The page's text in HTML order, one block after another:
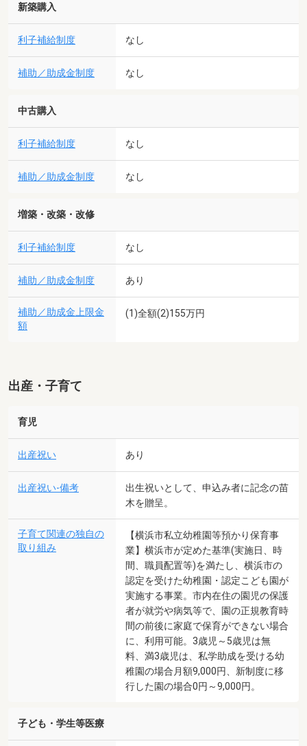
新築購入
利子補給制度 なし
補助／助成金制度 なし
中古購入
利子補給制度 なし
補助／助成金制度 なし
増築・改築・改修
利子補給制度 なし
補助／助成金制度 あり
補助／助成金上限金
額
(1)全額(2)155万円
出産・子育て
育児
出産祝い あり
出産祝い-備考
出生祝いとして、申込み者に記念の苗
木を贈呈。
子育て関連の独自の
取り組み
【横浜市私立幼稚園等預かり保育事
業】横浜市が定めた基準(実施日、時
間、職員配置等)を満たし、横浜市の
認定を受けた幼稚園・認定こども園が
実施する事業。市内在住の園児の保護
者が就労や病気等で、園の正規教育時
間の前後に家庭で保育ができない場合
に、利用可能。3歳児～5歳児は無
料、満3歳児は、私学助成を受ける幼
稚園の場合月額9,000円、新制度に移
行した園の場合0円～9,000円。
子ども・学生等医療